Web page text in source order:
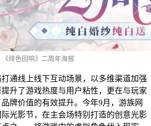
《绯色回响》二周年海报
通线上线下互动场景，以多维渠道加强
升了游戏热度与用户粘性，更在与玩家
牌价值的有效提升。今年9月，游族网
光影节，在主会场特别打造的创意光影